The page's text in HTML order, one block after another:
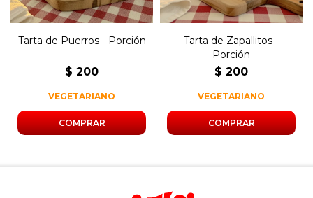
Tarta de Puerros - Porción
$ 200
VEGETARIANO
Tarta de Zapallitos -
Porción
$ 200
VEGETARIANO